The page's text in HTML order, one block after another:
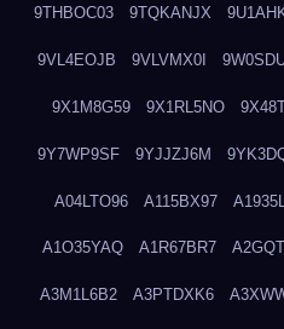
9THBOC03 9TQKANJX
9VL4EOJB 9VLVMX0I
9X1M8G59 9X1RL5NO
9Y7WP9SF 9YJJZJ6M
A04LTO96 A115BX97
A1O35YAQ A1R67BR7
A3M1L6B2 A3PTDXK6